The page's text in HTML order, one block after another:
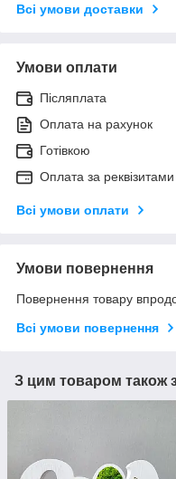
Всі умови доставки
Умови оплати
Післяплата
Оплата на рахунок
Готівкою
Оплата за реквізитами
Всі умови оплати
Умови повернення
Повернення товару
Всі умови повернення
З цим товаром також